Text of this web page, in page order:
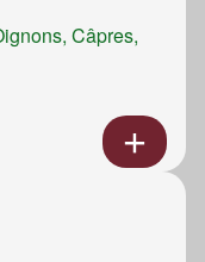
Câpres,